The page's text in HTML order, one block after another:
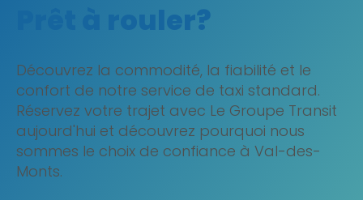
Prêt à rouler?
Découvrez la commodité, la fiabilité et le
confort de notre service de taxi standard.
Réservez votre trajet avec Le Groupe Transit
aujourd'hui et découvrez pourquoi nous
sommes le choix de confiance à Val-des-
Monts.